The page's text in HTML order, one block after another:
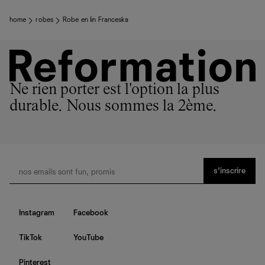
home robes Robe en lin Franceska
Ne rien porter est l'option la plus
durable. Nous sommes la 2ème.
s’inscrire
Instagram Facebook
TikTok YouTube
Pinterest